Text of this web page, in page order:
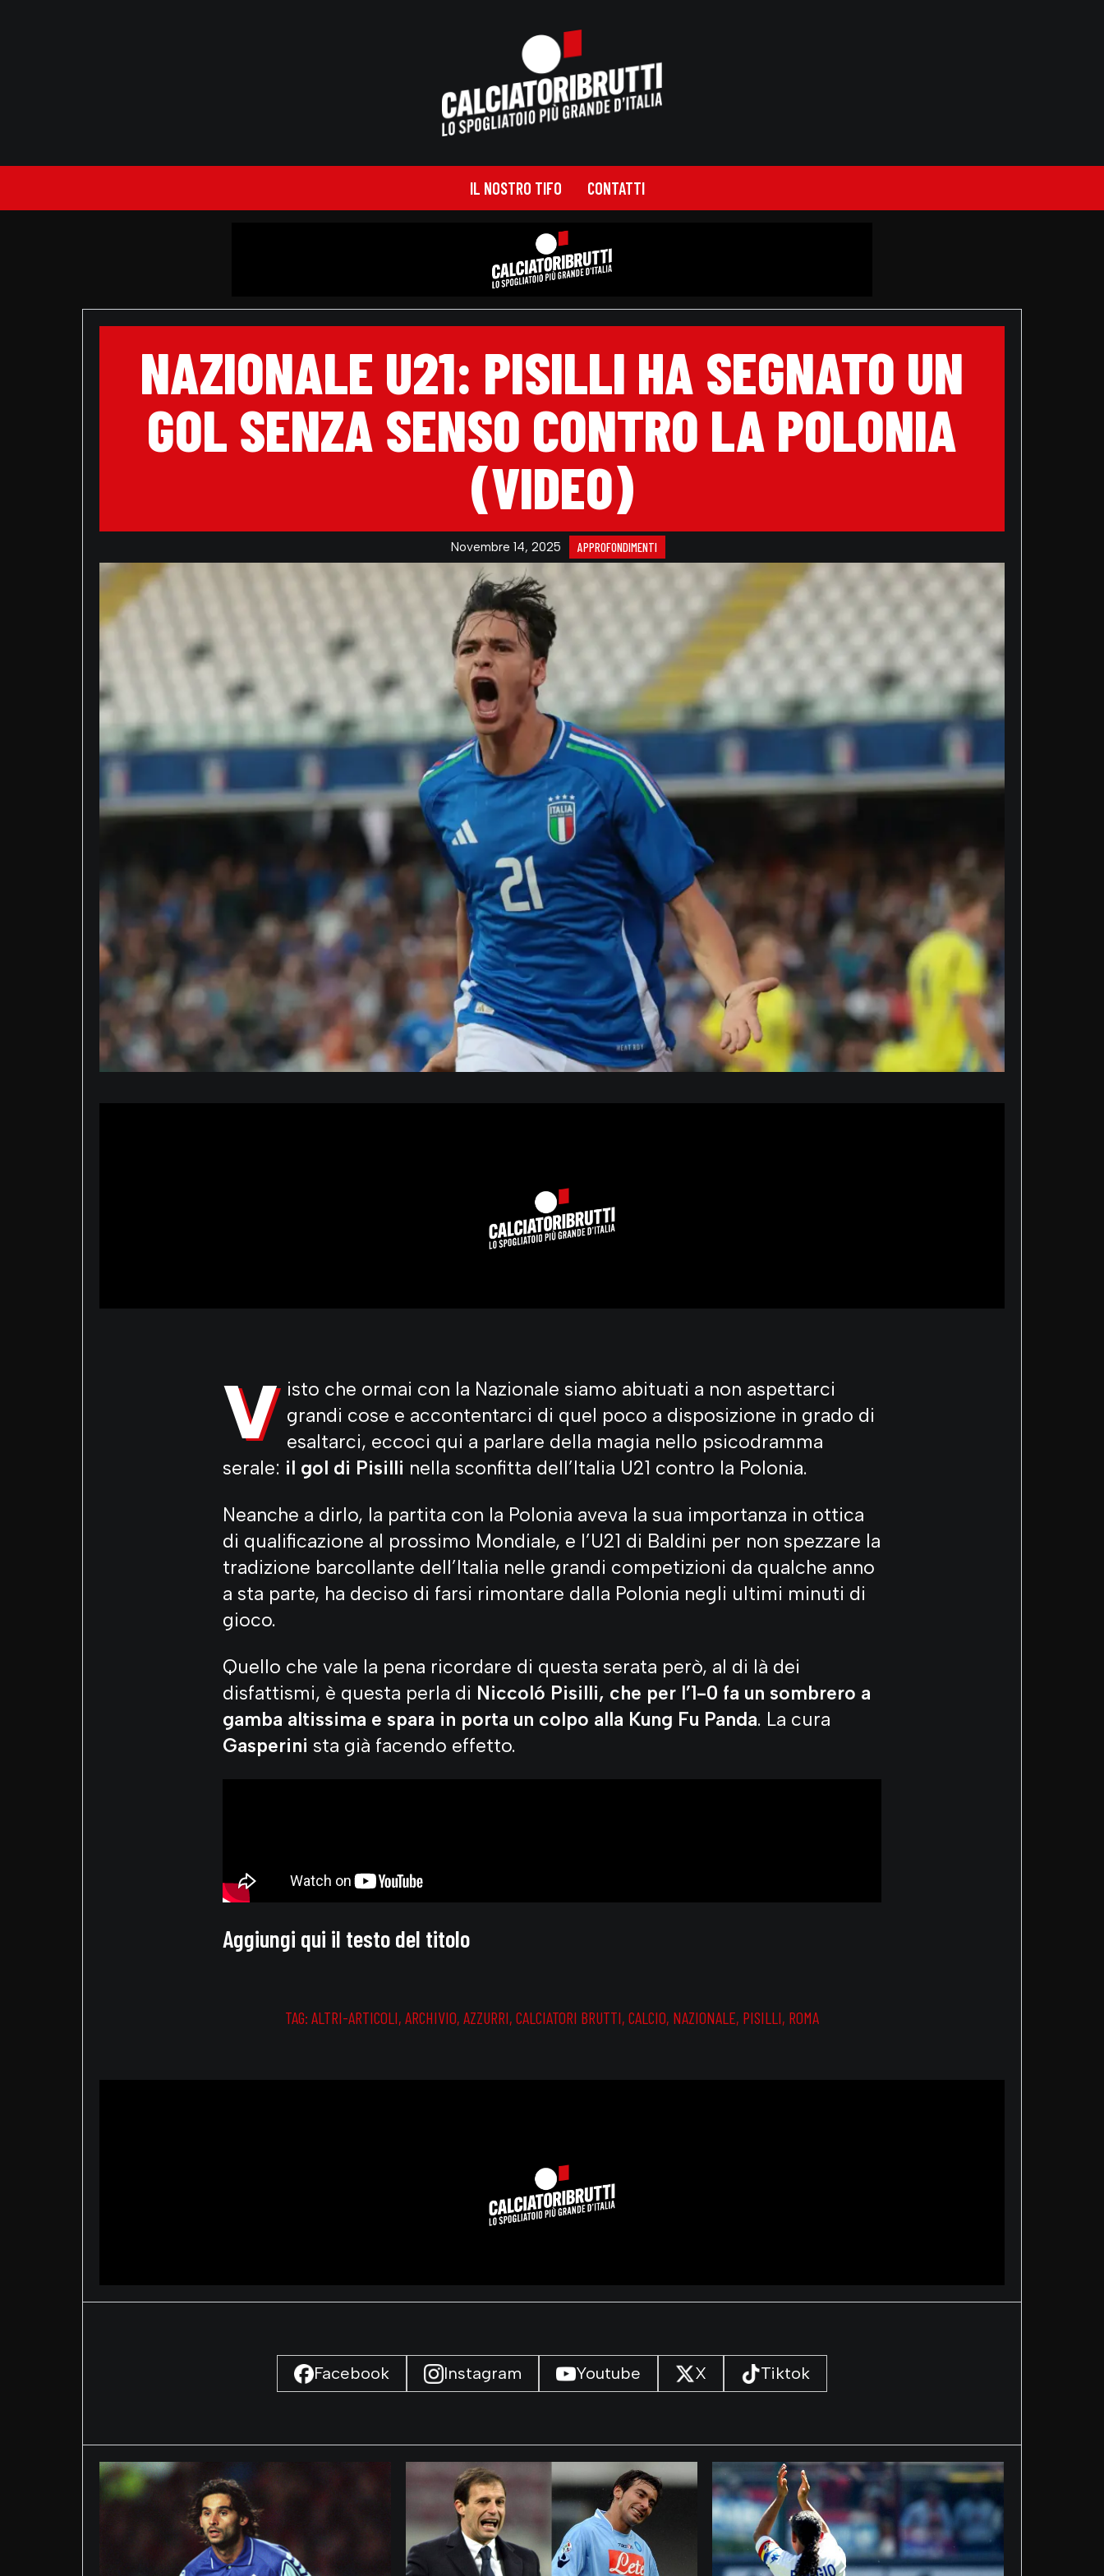
IL NOSTRO TIFO CONTATTI
NAZIONALE U21: PISILLI HA SEGNATO UN
GOL SENZA SENSO CONTRO LA POLONIA
(VIDEO)
Novembre 14, 2025 APPROFONDIMENTI
V isto che ormai con la Nazionale siamo abituati a non aspettarci
grandi cose e accontentarci di quel poco a disposizione in grado di
esaltarci, eccoci qui a parlare della magia nello psicodramma
serale: il gol di Pisilli nella sconfitta dell’Italia U21 contro la Polonia.
Neanche a dirlo, la partita con la Polonia aveva la sua importanza in ottica
di qualificazione al prossimo Mondiale, e l’U21 di Baldini per non spezzare la
tradizione barcollante dell’Italia nelle grandi competizioni da qualche anno
a sta parte, ha deciso di farsi rimontare dalla Polonia negli ultimi minuti di
gioco.
Quello che vale la pena ricordare di questa serata però, al di là dei
disfattismi, è questa perla di Niccoló Pisilli, che per l’1-0 fa un sombrero a
gamba altissima e spara in porta un colpo alla Kung Fu Panda. La cura
Gasperini sta già facendo effetto.
Aggiungi qui il testo del titolo
TAG: ALTRI-ARTICOLI, ARCHIVIO, AZZURRI, CALCIATORI BRUTTI, CALCIO, NAZIONALE, PISILLI, ROMA
Facebook Instagram Youtube X Tiktok